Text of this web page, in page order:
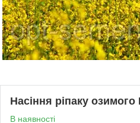
Насіння ріпаку
В наявності